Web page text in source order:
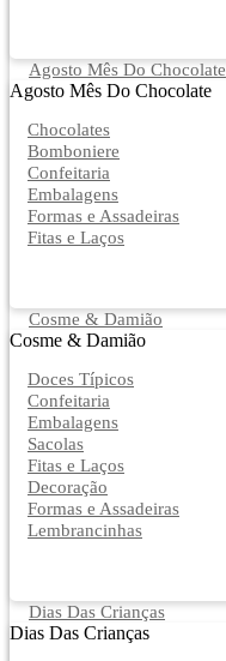
Agosto Mês Do Chocolate
Agosto Mês Do Chocolate
Chocolates
Bomboniere
Confeitaria
Embalagens
Formas e Assadeiras
Fitas e Laços
Cosme & Damião
Cosme & Damião
Doces Típicos
Confeitaria
Embalagens
Sacolas
Fitas e Laços
Decoração
Formas e Assadeiras
Lembrancinhas
Dias Das Crianças
Dias Das Crianças